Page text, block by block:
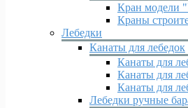
Кран модели
Краны
Лебедки
Канаты для лебедок
Канаты для
Канаты для
Канаты для
Лебедки ручные